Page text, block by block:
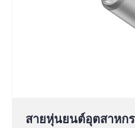
สายหุ่นยนต์อุตสาหกร